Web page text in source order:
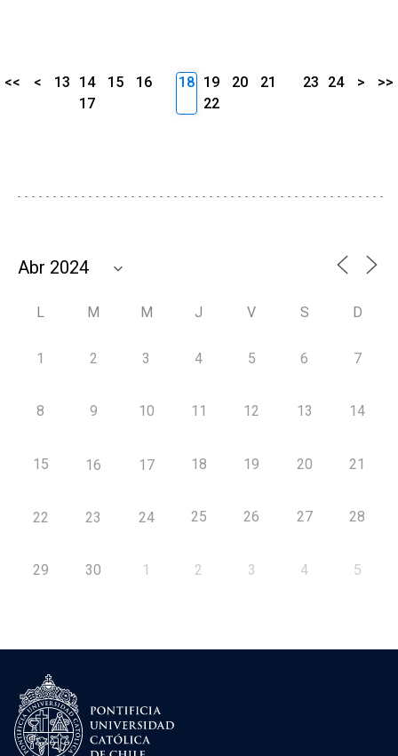
<< < 13 14 15
16
17
18 19 20
21
22
23 24 > >>
L M M J V S D
1 2 3 4 5 6 7
8 9 10 11 12 13 14
15 16 17 18 19 20 21
22 23 24 25 26 27 28
29 30 1 2 3 4 5